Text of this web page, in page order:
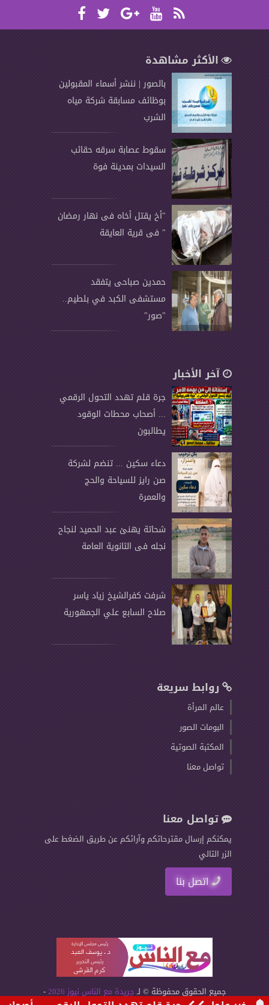
الأكثر مشاهدة
بالصور | ننشر أسماء المقبولين
بوظائف مسابقة شركة مياه
الشرب
سقوط عصابة سرقه حقائب
السيدات بمدينة فوة
"أخ يقتل أخاه فى نهار رمضان
" فى قرية العايقة
حمدين صباحى يتفقد
مستشفى الكبد في بلطيم..
"صور"
آخر الأخبار
جرة قلم تهدد التحول الرقمي
... أصحاب محطات الوقود
يطالبون
دعاء سكين ... تنضم لشركة
صن رايز للسياحة والحج
والعمرة
شحاتة يهنئ عبد الحميد لنجاح
نجله فى الثانوية العامة
شرفت كفرالشيخ زياد ياسر
صلاح السابع علي الجمهورية
روابط سريعة
عالم المرأة
البومات الصور
المكتبة الصوتية
تواصل معنا
تواصل معنا
يمكنكم إرسال مقترحاتكم وآرائكم عن طريق الضغط على
الزر التالي
اتصل بنا
جميع الحقوق محفوظة © لـ جريدة مع الناس نيوز 2026
-